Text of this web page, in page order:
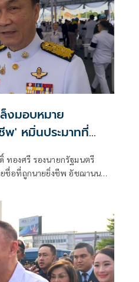
งมอบหมาย
พ' หมิ่นประมาทที่
ทองศรี รองนายกรัฐมนตรี
ยชื่อที่ถูกนายยิ่งชีพ อัชฌานนท์